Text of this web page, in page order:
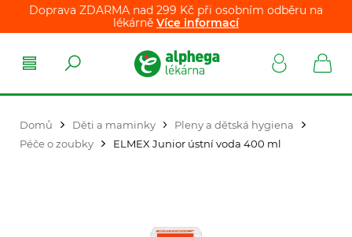
Doprava ZDARMA nad 299 Kč při osobním odběru na
lékárně Více informací
Domů Děti a maminky
Pleny a dětská hygiena
Péče o zoubky
ELMEX Junior ústní voda 400 ml